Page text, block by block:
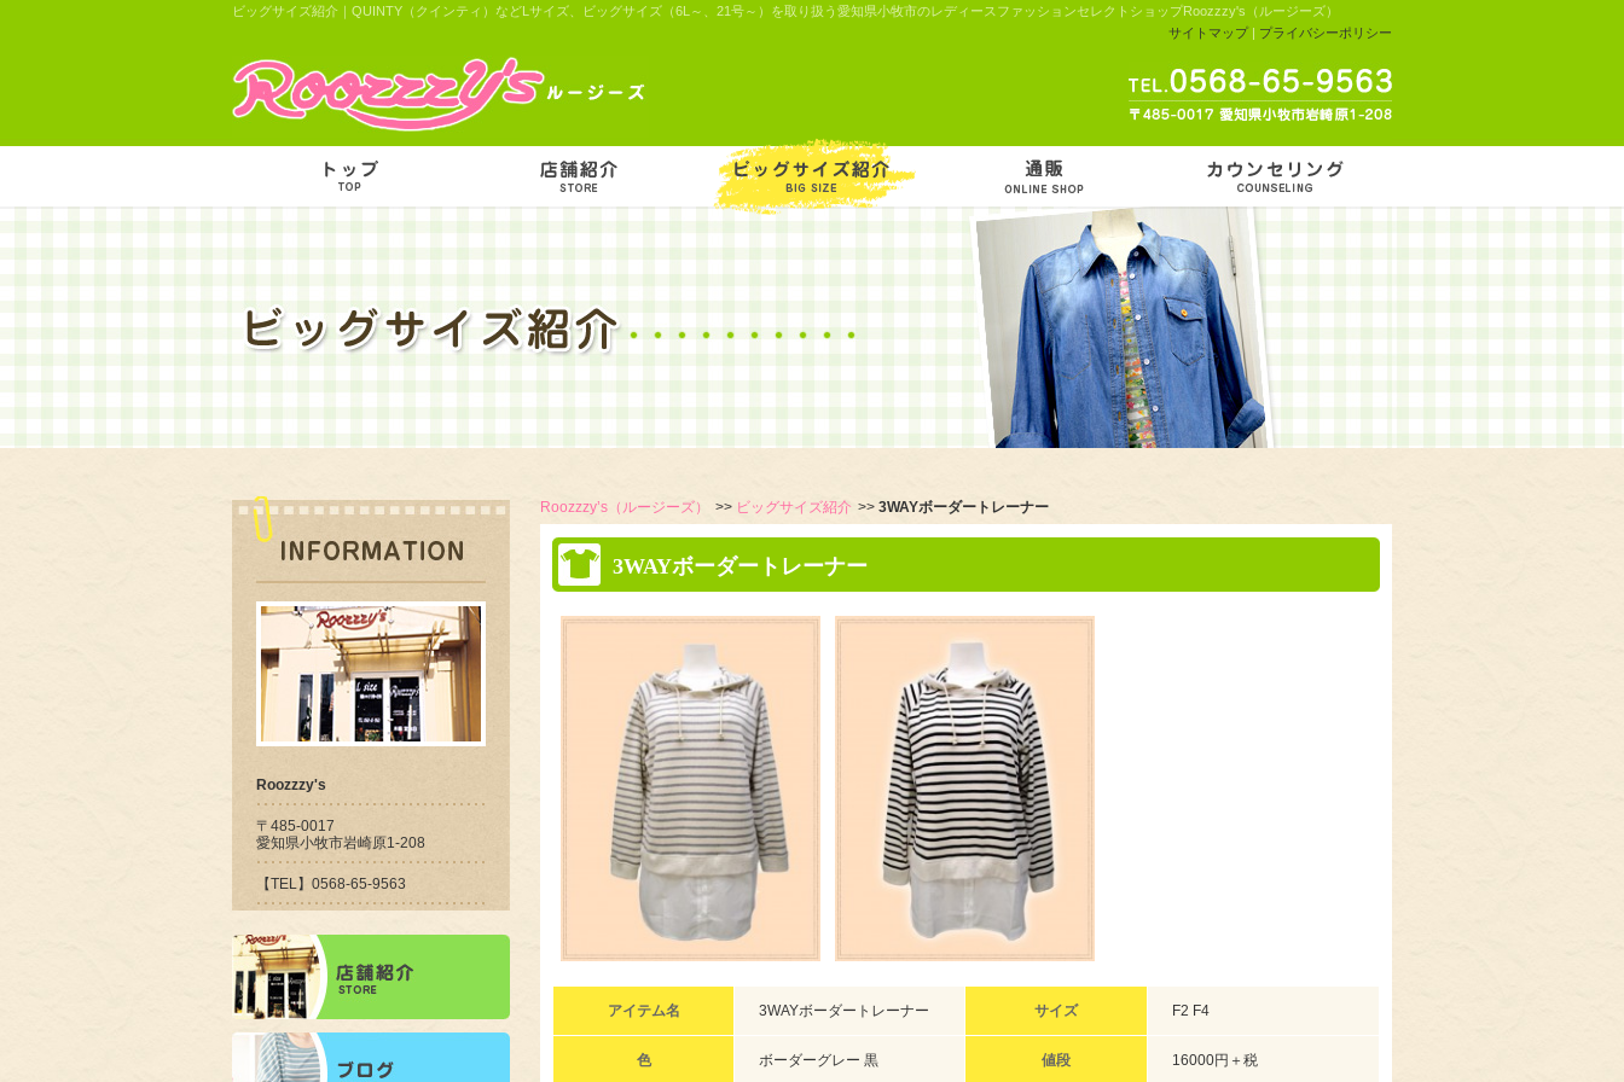
ビッグサイズ紹介｜QUINTY（クインティ）などLサイズ、ビッグサイズ（6L～、21号～）を取り扱う愛知県小牧市のレディースファッションセレクトショップRoozzzy's（ルージーズ）
サイトマップ| プライバシーポリシー
Roozzzy’s（ルージーズ） ビッグサイズ紹介 3WAYボーダートレーナー
3WAYボーダートレーナー
アイテム名 3WAYボーダートレーナー サイズ F2 F4
色 ボーダーグレー 黒 値段 16000円＋税
Roozzzy's
〒485-0017
愛知県小牧市岩崎原1-208
【TEL】0568-65-9563